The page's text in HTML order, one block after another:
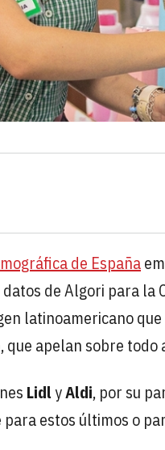
de España
de Algori para la
latinoamericano
, que apelan sobre
LidlyAldi, por su
estos últimos o